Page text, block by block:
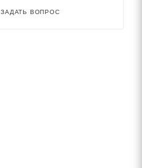
ЗАДАТЬ ВОПРОС